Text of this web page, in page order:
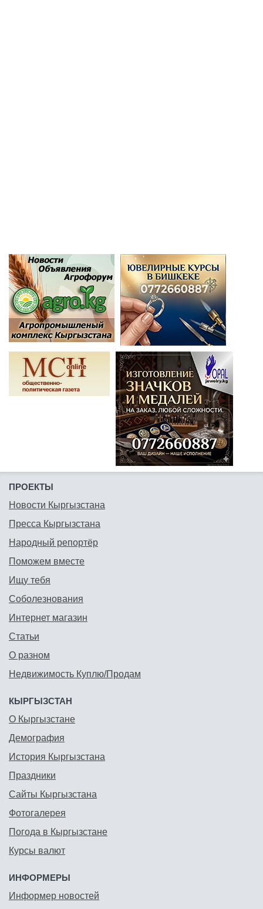
ПРОЕКТЫ
Новости Кыргызстана
Пресса Кыргызстана
Народный репортёр
Поможем вместе
Ищу тебя
Соболезнования
Интернет магазин
Статьи
О разном
Недвижимость Куплю/Продам
КЫРГЫЗСТАН
О Кыргызстане
Демография
История Кыргызстана
Праздники
Сайты Кыргызстана
Фотогалерея
Погода в Кыргызстане
Курсы валют
ИНФОРМЕРЫ
Информер новостей